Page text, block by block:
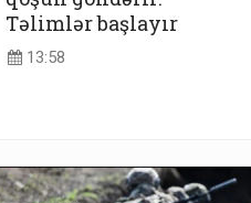
Təlimlər başlayır
13:58